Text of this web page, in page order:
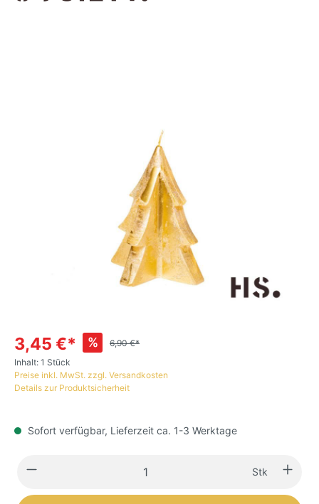
3,45 €* %
6,90 €*
Inhalt: 1 Stück
Preise inkl. MwSt. zzgl. Versandkosten
Details zur Produktsicherheit
Sofort verfügbar, Lieferzeit ca. 1-3 Werktage
Stk